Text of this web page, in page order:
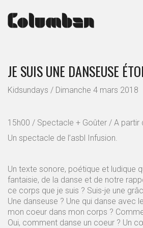
JE SUIS UNE DANSEUSE
Kidsundays / Dimanche 4 mars 2018
15h00 / Spectacle + Goûter / A partir
Un spectacle de l’asbl Infusion.
Un texte sonore, poétique et ludique
fantaisie, de la danse et de notre
ce corps que je suis ? Suis-je une
Une danseuse ? Une qui danse avec
mon coeur dans mon corps ?
Oui, comment danse un coeur ? Un